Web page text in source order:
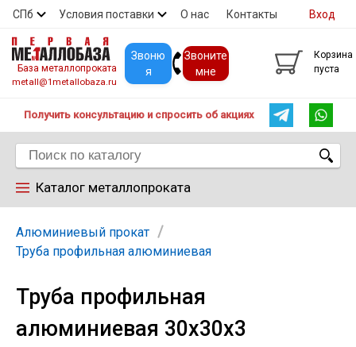
СПб Условия поставки О нас Контакты
Скидки Прайс Покупателям
Вход
База металлопроката
metall@1metallobaza.ru
Звоню
я
Звоните
мне
Корзина
пуста
Получить консультацию и спросить об акциях
Каталог металлопроката
Арматура
Труба
Алюминиевый прокат
Труба профильная алюминиевая
Труба профильная
алюминиевая 30х30х3